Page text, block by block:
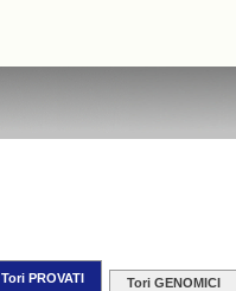
Tori PROVATI Tori GENOMICI